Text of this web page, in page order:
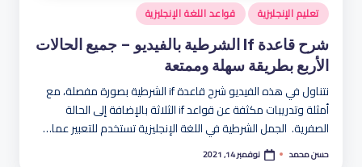
نُشر
في
تعليم الإنجليزية قواعد اللغة الإنجليزية
شرح قاعدة If الشرطية بالفيديو – جميع الحالات
الأربع بطريقة سهلة وممتعة
نتناول في هذه الفيديو شرح قاعدة if الشرطية بصورة مفصلة، مع
أمثلة وتدريبات مكثفة عن قواعد if الثلاثة بالإضافة إلى الحالة
الصفرية. الجمل الشرطية في اللغة الإنجليزية تستخدم للتعبير عما…
تمّ
حسن محمد نوفمبر 14, 2021